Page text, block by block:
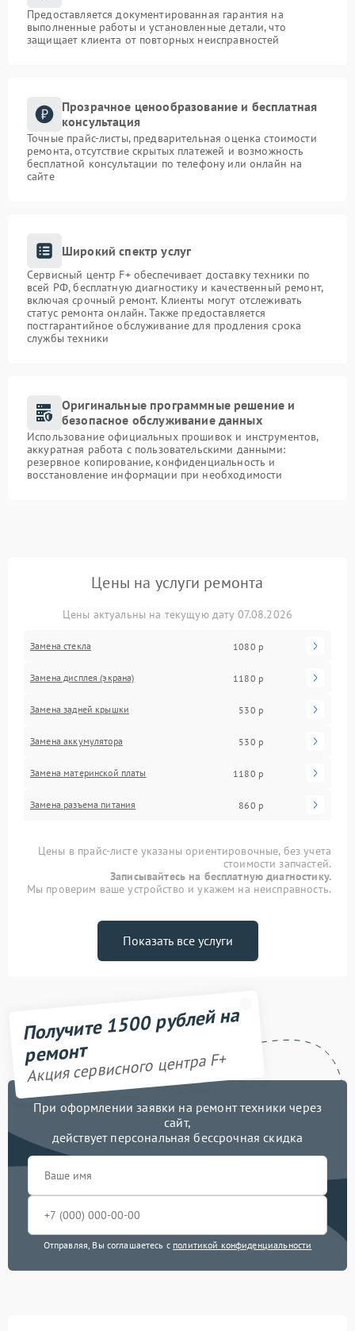
Предоставляется документированная гарантия на
выполненные работы и установленные детали, что
защищает клиента от повторных неисправностей
Прозрачное ценообразование и бесплатная
консультация
Точные прайс-листы, предварительная оценка стоимости
ремонта, отсутствие скрытых платежей и возможность
бесплатной консультации по телефону или онлайн на
сайте
Широкий спектр услуг
Сервисный центр F+ обеспечивает доставку техники по
всей РФ, бесплатную диагностику и качественный ремонт,
включая срочный ремонт. Клиенты могут отслеживать
статус ремонта онлайн. Также предоставляется
постгарантийное обслуживание для продления срока
службы техники
Оригинальные программные решение и
безопасное обслуживание данных
Использование официальных прошивок и инструментов,
аккуратная работа с пользовательскими данными:
резервное копирование, конфиденциальность и
восстановление информации при необходимости
Цены на услуги ремонта
Цены актуальны на текущую дату 07.08.2026
Замена стекла 1080 р
Замена дисплея (экрана) 1180 р
Замена задней крышки 530 р
Замена аккумулятора 530 р
Замена материнской платы 1180 р
Замена разъема питания 860 р
Цены в прайс-листе указаны ориентировочные, без учета
стоимости запчастей.
Записывайтесь на бесплатную диагностику.
Мы проверим ваше устройство и укажем на неисправность.
Показать все услуги
Получите 1500 рублей на
ремонт
Акция сервисного центра F+
При оформлении заявки на ремонт техники через
сайт,
действует персональная бессрочная скидка
Отправляя, Вы соглашаетесь с политикой конфиденциальности